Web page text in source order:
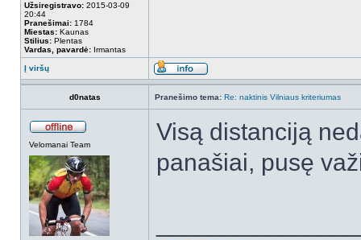
Užsiregistravo: 2015-03-09
20:44
Pranešimai: 1784
Miestas: Kaunas
Stilius: Plentas
Vardas, pavardė: Irmantas
Į viršų
d0natas Pranešimo tema: Re: naktinis Vilniaus kriteriumas
Velomanai Team
Visą distanciją
panašiai, pusę